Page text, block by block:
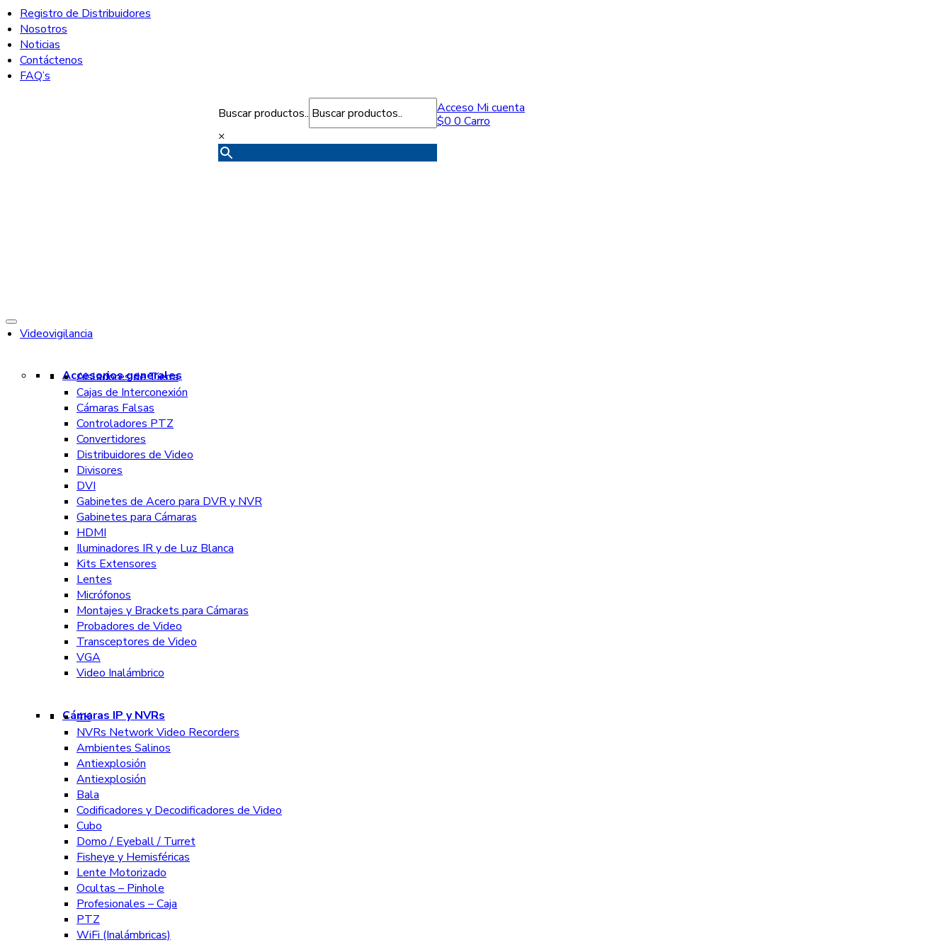
Registro de Distribuidores
Nosotros
Noticias
Contáctenos
FAQ’s
Buscar productos..
×
Acceso Mi cuenta
$0 0 Carro
Videovigilancia
Accesorios generales
Aisladores de Tierra
Cajas de Interconexión
Cámaras Falsas
Controladores PTZ
Convertidores
Distribuidores de Video
Divisores
DVI
Gabinetes de Acero para DVR y NVR
Gabinetes para Cámaras
HDMI
Iluminadores IR y de Luz Blanca
Kits Extensores
Lentes
Micrófonos
Montajes y Brackets para Cámaras
Probadores de Video
Transceptores de Video
VGA
Video Inalámbrico
Cámaras IP y NVRs
4K
NVRs Network Video Recorders
Ambientes Salinos
Antiexplosión
Antiexplosión
Bala
Codificadores y Decodificadores de Video
Cubo
Domo / Eyeball / Turret
Fisheye y Hemisféricas
Lente Motorizado
Ocultas – Pinhole
Profesionales – Caja
PTZ
WiFi (Inalámbricas)